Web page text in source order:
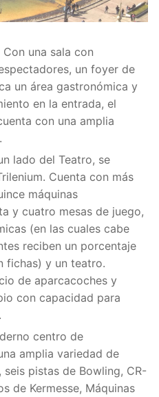
Con una sala con
un foyer de
un área gastronómica y
en la entrada, el
con una amplia
lado del Teatro, se
Cuenta con más
máquinas
y cuatro mesas de juego,
(en las cuales cabe
reciben un porcentaje
fichas) y un teatro.
de aparcacoches y
con capacidad para
centro de
amplia variedad de
seis pistas de Bowling, CR-
de Kermesse, Máquinas